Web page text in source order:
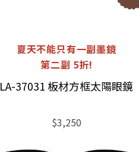
夏天不能只有一副墨鏡
第二副 5折!
LA-37031 板材方框太陽眼鏡
$3,250